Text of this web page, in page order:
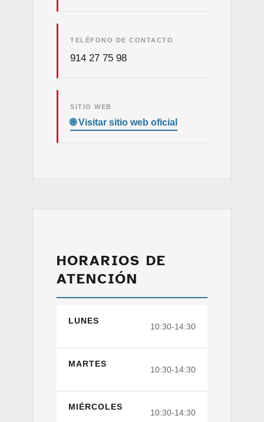
TELÉFONO DE CONTACTO
914 27 75 98
SITIO WEB
HORARIOS DE
ATENCIÓN
LUNES
10:30-14:30
MARTES
10:30-14:30
MIÉRCOLES
10:30-14:30